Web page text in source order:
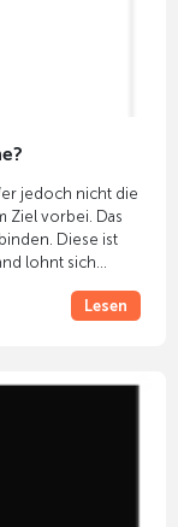
jedoch nicht die
Ziel vorbei. Das
Diese ist
lohnt sich
sich bezahlt,
Lesen